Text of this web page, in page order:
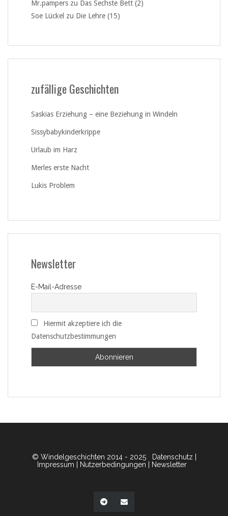
Mr.pampers zu Das Sechste Bett (2)
Soe Lückel zu Die Lehre (15)
zufällige Geschichten
Saskias Erziehung – eine Beziehung in Windeln
Sissybabykinderkrippe
Urlaub im Harz
Merles erste Nacht
Lukis Problem
Newsletter
E-Mail-Adresse
Hiermit akzeptiere ich die
Datenschutzbestimmungen
© Windelgeschichten 2014 - 2025 Datenschutz
Impressum
Nutzerbedingungen Newsletter